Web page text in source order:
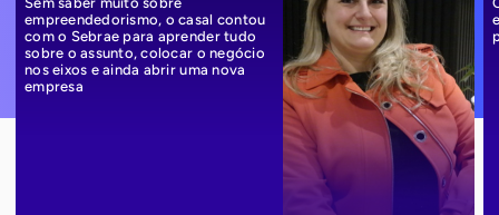
empreendedorismo, o casal contou
com o Sebrae para aprender tudo
sobre o assunto, colocar o negócio
nos eixos e ainda abrir uma nova
empresa